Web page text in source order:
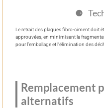
Le retrait des plaques fibro-ciment doit
approuvées, en minimisant la
pour l’emballage et l’élimination des
Remplacement
alternatifs